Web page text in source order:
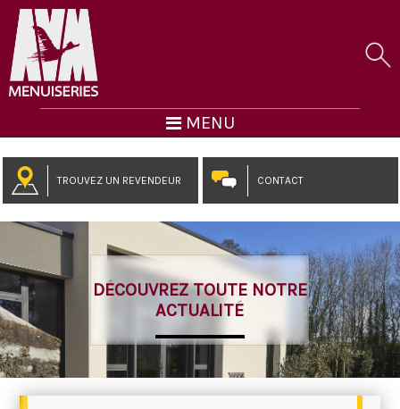
MENU
TROUVEZ UN REVENDEUR CONTACT
DÉCOUVREZ TOUTE NOTRE
ACTUALITÉ